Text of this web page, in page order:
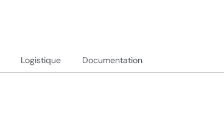
Logistique Documentation